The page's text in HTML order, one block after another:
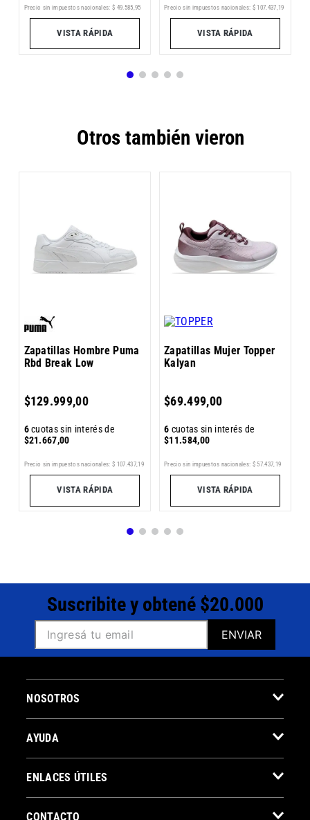
Precio sin impuestos nacionales: $ 49 585 95
VISTA RÁPIDA
Precio sin impuestos nacionales: $ 107 437 19
VISTA RÁPIDA
Otros también vieron
Zapatillas Hombre Puma
Rbd Break Low
$129.999,00
6cuotas sin interés de
$21.667,00
Precio sin impuestos nacionales: $ 107 437,19
VISTA RÁPIDA
Zapatillas Mujer Topper
Kalyan
$69.499,00
6 cuotas sin interés de
$11.584,00
Precio sin impuestos nacionales: $ 57.437 19
VISTA RÁPIDA
Suscribite y obtené $20.000
ENVIAR
NOSOTROS
AYUDA
ENLACES ÚTILES
CONTACTO